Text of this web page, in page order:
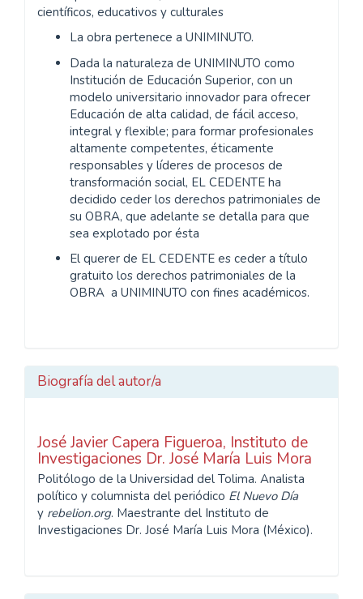
científicos, educativos y culturales
La obra pertenece a UNIMINUTO.
Dada la naturaleza de UNIMINUTO como
Institución de Educación Superior, con un
modelo universitario innovador para ofrecer
Educación de alta calidad, de fácil acceso,
integral y flexible; para formar profesionales
altamente competentes, éticamente
responsables y líderes de procesos de
transformación social, EL CEDENTE ha
decidido ceder los derechos patrimoniales de
su OBRA, que adelante se detalla para que
sea explotado por ésta
El querer de EL CEDENTE es ceder a título
gratuito los derechos patrimoniales de la
OBRA a UNIMINUTO con fines académicos.
Biografía del autor/a
José Javier Capera Figueroa, Instituto de
Investigaciones Dr. José María Luis Mora
Politólogo de la Universidad del Tolima. Analista
político y columnista del periódico El Nuevo Día
y rebelion.org. Maestrante del Instituto de
Investigaciones Dr. José María Luis Mora (México).